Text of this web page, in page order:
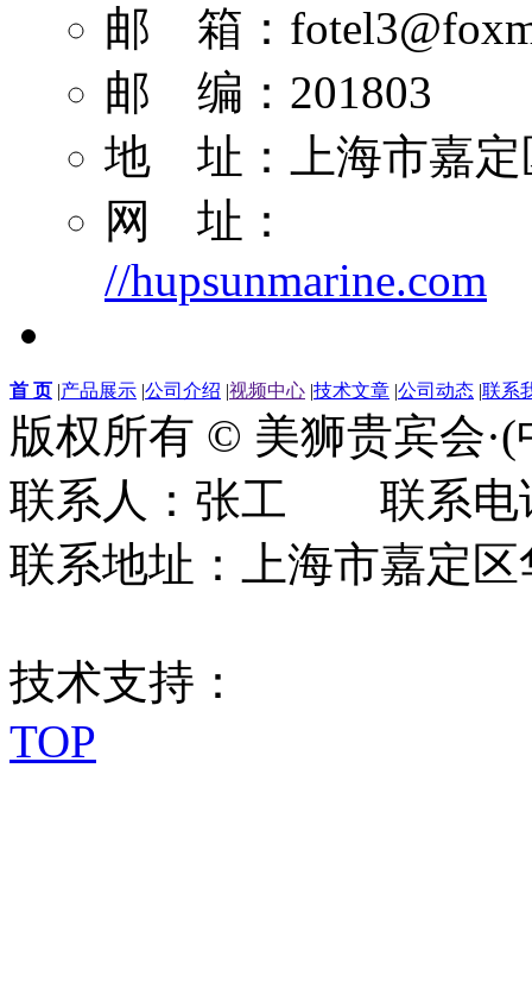
邮 箱：
邮 编：201803
地 址：上海市嘉定
网 址：
//hupsunmarine.com
首 页 |产品展示 |公司介绍 |视频中心 |技术文章 |公司动态 |联系
版权所有 © 美狮贵宾会
联系人：张工 联系电
联系地址：上海市嘉定
技术支持：
TOP